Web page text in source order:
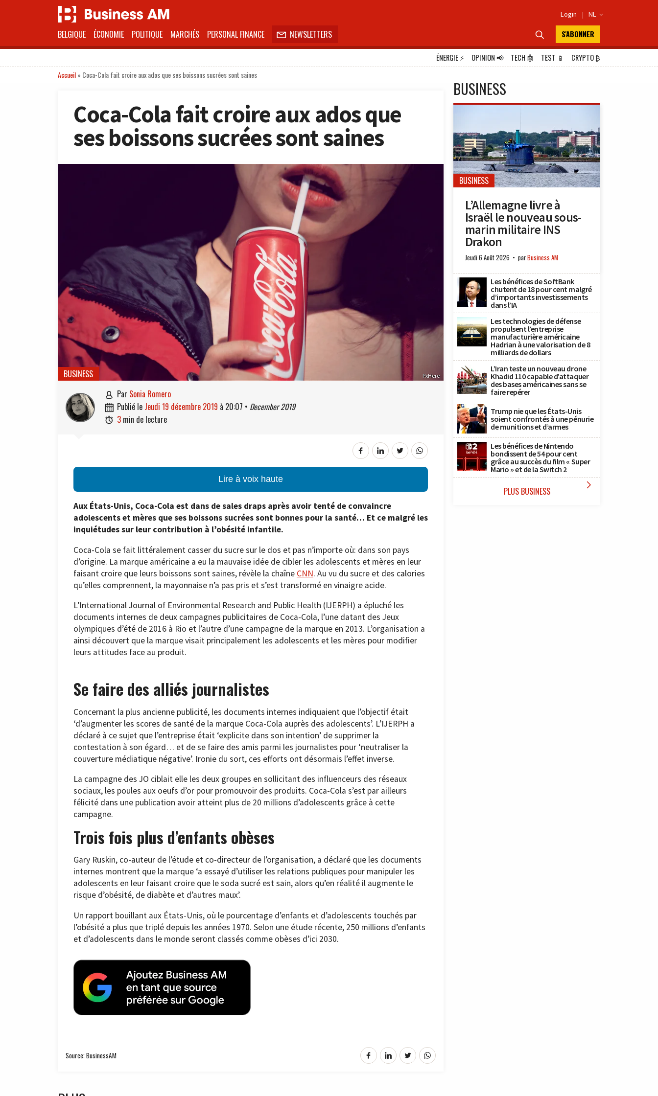
Login | NL 
BELGIQUE ÉCONOMIE POLITIQUE MARCHÉS PERSONAL FINANCE  NEWSLETTERS  S'ABONNER
ÉNERGIE⚡ OPINION📢 TECH 🤖 TEST 📱 CRYPTO₿
Accueil» Coca-Cola fait croire aux ados que ses boissons sucrées sont saines
Coca-Cola fait croire aux ados que
ses boissons sucrées sont saines
PxHere
BUSINESS
 par Sonia Romero
 publié le jeudi 19 décembre 2019 à 20:07 • December 2019
 3 min de lecture
Lire à voix haute
Aux États-Unis, Coca-Cola est dans de sales draps après avoir tenté de convaincre
adolescents et mères que ses boissons sucrées sont bonnes pour la santé… Et ce malgré les
inquiétudes sur leur contribution à l’obésité infantile.
Coca-Cola se fait littéralement casser du sucre sur le dos et pas n’importe où: dans son pays
d’origine. La marque américaine a eu la mauvaise idée de cibler les adolescents et mères en leur
faisant croire que leurs boissons sont saines, révèle la chaîne CNN. Au vu du sucre et des calories
qu’elles comprennent, la mayonnaise n’a pas pris et s’est transformé en vinaigre acide.
L’International Journal of Environmental Research and Public Health (IJERPH) a épluché les
documents internes de deux campagnes publicitaires de Coca-Cola, l’une datant des Jeux
olympiques d’été de 2016 à Rio et l’autre d’une campagne de la marque en 2013. L’organisation a
ainsi découvert que la marque visait principalement les adolescents et les mères pour modifier
leurs attitudes face au produit.
Se faire des alliés journalistes
Concernant la plus ancienne publicité, les documents internes indiquaient que l’objectif était
‘d’augmenter les scores de santé de la marque Coca-Cola auprès des adolescents’. L’IJERPH a
déclaré à ce sujet que l’entreprise était ‘explicite dans son intention’ de supprimer la
contestation à son égard… et de se faire des amis parmi les journalistes pour ‘neutraliser la
couverture médiatique négative’. Ironie du sort, ces efforts ont désormais l’effet inverse.
La campagne des JO ciblait elle les deux groupes en sollicitant des influenceurs des réseaux
sociaux, les poules aux oeufs d’or pour promouvoir des produits. Coca-Cola s’est par ailleurs
félicité dans une publication avoir atteint plus de 20 millions d’adolescents grâce à cette
campagne.
Trois fois plus d’enfants obèses
Gary Ruskin, co-auteur de l’étude et co-directeur de l’organisation, a déclaré que les documents
internes montrent que la marque ‘a essayé d’utiliser les relations publiques pour manipuler les
adolescents en leur faisant croire que le soda sucré est sain, alors qu’en réalité il augmente le
risque d’obésité, de diabète et d’autres maux’.
Un rapport bouillant aux États-Unis, où le pourcentage d’enfants et d’adolescents touchés par
l’obésité a plus que triplé depuis les années 1970. Selon une étude récente, 250 millions d’enfants
et d’adolescents dans le monde seront classés comme obèses d’ici 2030.
Source: BusinessAM
BUSINESS
BUSINESS
L’Allemagne livre à
Israël le nouveau sous-
marin militaire INS
Drakon
Jeudi 6 Août 2026 parBusiness AM
Les bénéfices de SoftBank
chutent de 18 pour cent malgré
d’importants investissements
dans l’IA
Les technologies de défense
propulsent l’entreprise
manufacturière américaine
Hadrian à une valorisation de 8
milliards de dollars
L’Iran teste un nouveau drone
Khadid 110 capable d’attaquer
des bases américaines sans se
faire repérer
Trump nie que les États-Unis
soient confrontés à une pénurie
de munitions et d’armes
Les bénéfices de Nintendo
bondissent de 54 pour cent
grâce au succès du film « Super
Mario » et de la Switch 2
PLUS BUSINESS 